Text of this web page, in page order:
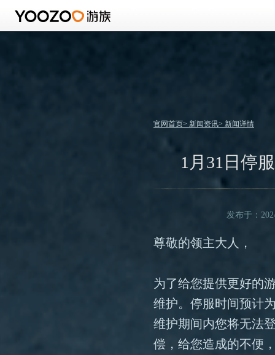
官网首页> 新闻资讯> 新闻详情
1月31日停
发布于：
尊敬的领主大人，
为了给您提供更好的
维护。停服时间预计
维护期间内您将无法
偿，给您造成的不便